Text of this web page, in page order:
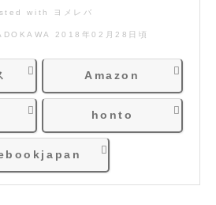
with ヨメレバ
2018年02月28日頃
Amazon
honto